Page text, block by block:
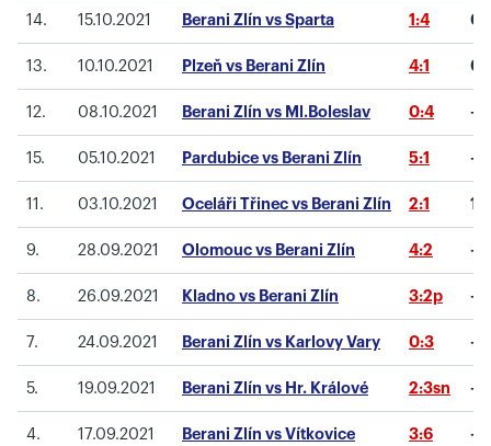
14. 15.10.2021 Berani Zlín vs Sparta 1:4 0
13. 10.10.2021 Plzeň vs Berani Zlín 4:1 0
12. 08.10.2021 Berani Zlín vs Ml.Boleslav 0:4 -1
15. 05.10.2021 Pardubice vs Berani Zlín 5:1 -1
11. 03.10.2021 Oceláři Třinec vs Berani Zlín 2:1 1
9. 28.09.2021 Olomouc vs Berani Zlín 4:2 -1
8. 26.09.2021 Kladno vs Berani Zlín 3:2p -1
7. 24.09.2021 Berani Zlín vs Karlovy Vary 0:3 -1
5. 19.09.2021 Berani Zlín vs Hr. Králové 2:3sn -1
4. 17.09.2021 Berani Zlín vs Vítkovice 3:6 -4